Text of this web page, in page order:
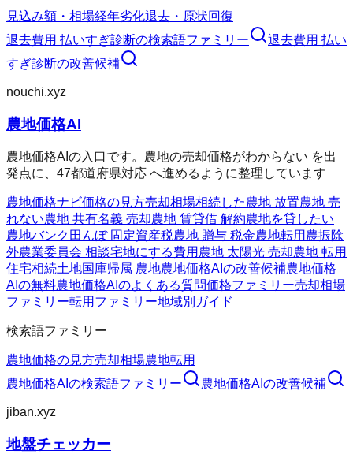
見込み額・相場経年劣化退去・原状回復
退去費用 払いすぎ診断の検索語ファミリー
退去費用 払い
すぎ診断の改善候補
nouchi.xyz
農地価格AI
農地価格AIの入口です。農地の売却価格がわからない を出
発点に、47都道府県対応 へ進めるように整理しています
農地価格ナビ価格の見方売却相場相続した農地 放置農地 売
れない農地 共有名義 売却農地 賃貸借 解約農地を貸したい
農地バンク 田んぼ 固定資産税農地 贈与 税金農地転用 農振除
外農業委員会 相談宅地にする費用 農地 太陽光 売却農地 転用
住宅相続土地国庫帰属 農地農地価格AIの改善候補農地価格
AIの無料農地価格AIのよくある質問価格ファミリー売却相場
ファミリー転用ファミリー地域別ガイド
検索語ファミリー
農地価格の見方売却相場農地転用
農地価格AI の検索語ファミリー 農地価格AI の改善候補
jiban.xyz
地盤チェッカー